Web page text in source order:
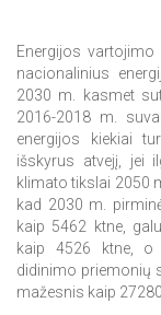
Energijos
nacionalinius
2030 m. kasmet
2016-2018 m.
energijos kiekiai
išskyrus atvejį, jei
klimato tikslai 2050
kad 2030 m.
kaip 5462 ktne,
kaip 4526 ktne, o
didinimo priemonių
mažesnis kaip 27280